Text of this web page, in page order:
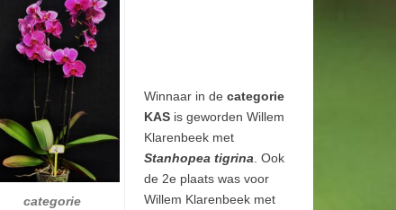
categorie
Winnaar in de categorie
KAS is geworden Willem
Klarenbeek met
Stanhopea tigrina . Ook
de 2e plaats was voor
Willem Klarenbeek met